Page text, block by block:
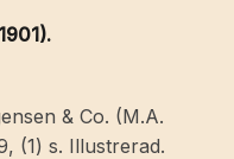
& Co. (M.A.
(1) s. Illustrerad.